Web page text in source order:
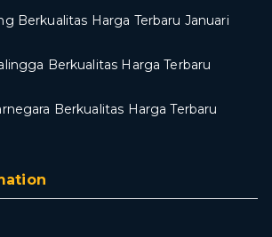
Berkualitas Harga Terbaru Januari
Berkualitas Harga Terbaru
Berkualitas Harga Terbaru